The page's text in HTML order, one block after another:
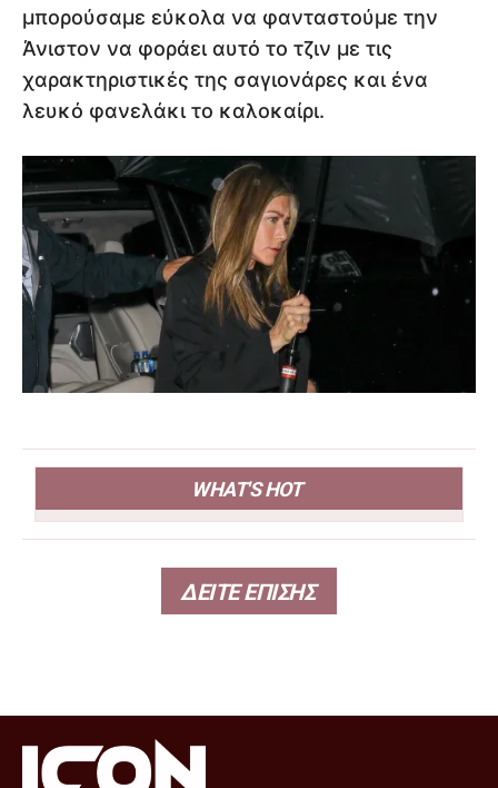
μπορούσαμε εύκολα να φανταστούμε την
Άνιστον να φοράει αυτό το τζιν με τις
χαρακτηριστικές της σαγιονάρες και ένα
λευκό φανελάκι το καλοκαίρι.
WHAT'S HOT
ΔΕΙΤΕ ΕΠΙΣΗΣ